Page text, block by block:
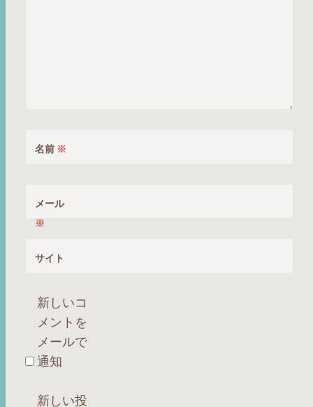
名前 ※
メール
※
サイト
新しいコ
メントを
メールで
通知
新しい投